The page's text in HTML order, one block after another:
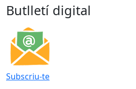
Butlletí digital
Subscriu-te